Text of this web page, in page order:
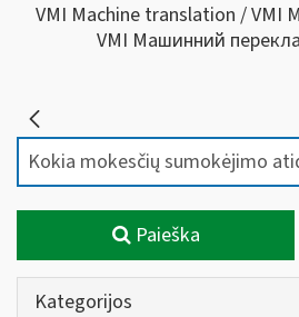
VMI Machine translation / VMI
VMI Машинний
Paieška
Kategorijos